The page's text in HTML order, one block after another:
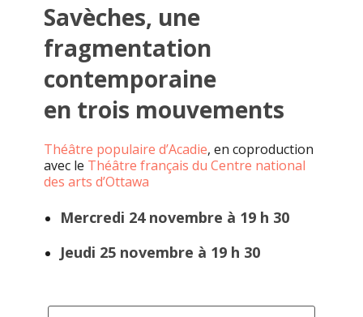
Savèches, une
fragmentation
contemporaine
en trois mouvements
Théâtre populaire d’Acadie, en coproduction
avec le Théâtre français du Centre national
des arts d’Ottawa
Mercredi 24 novembre à 19 h 30
Jeudi 25 novembre à 19 h 30